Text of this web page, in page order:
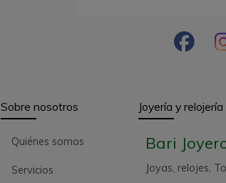
Sobre nosotros
Quiénes somos
Servicios
Joyería y relojería
Bari
Joyas, relojes,